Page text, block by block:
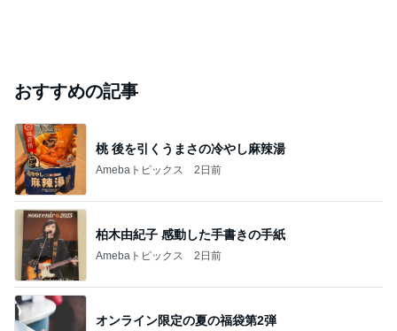
おすすめの記事
桃 後を引くうまさの冷やし麻辣湯
Amebaトピックス 2日前
柏木由紀子 感動した手書きの手紙
Amebaトピックス 2日前
オンライン限定の夏の福袋第2弾